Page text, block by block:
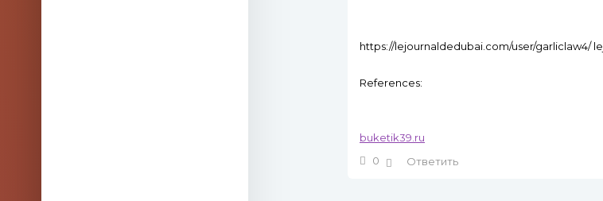
https://lejournaldedubai.com/user/garliclaw4/
References:
buketik39.ru
0
Ответить